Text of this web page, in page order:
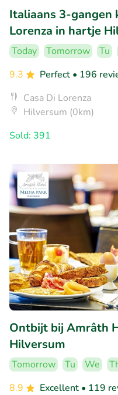
Italiaans 3-gangen
Lorenza in hartje
Today Tomorrow Tu
9.3
Perfect • 196
Casa Di Lorenza
Hilversum (0km)
Sold: 391
Ontbijt bij Amrâth
Hilversum
Tomorrow Tu We
8.9
Excellent • 119